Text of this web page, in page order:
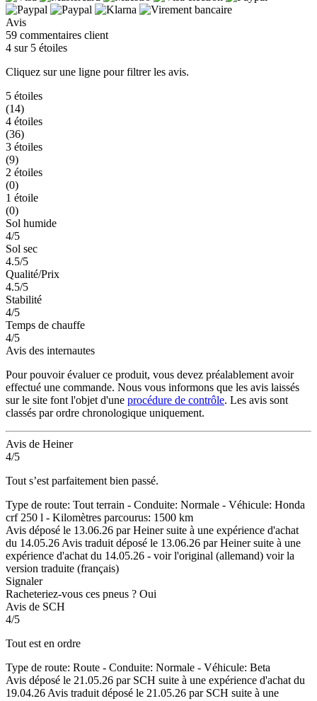
Avis
59 commentaires client
4 sur 5 étoiles
Cliquez sur une ligne pour filtrer les avis.
5 étoiles
(14)
4 étoiles
(36)
3 étoiles
(9)
2 étoiles
(0)
1 étoile
(0)
Sol humide
4/5
Sol sec
4.5/5
Qualité/Prix
4.5/5
Stabilité
4/5
Temps de chauffe
4/5
Avis des internautes
Pour pouvoir évaluer ce produit, vous devez préalablement avoir
effectué une commande. Nous vous informons que les avis laissés
sur le site font l'objet d'une procédure de contrôle. Les avis sont
classés par ordre chronologique uniquement.
Avis de Heiner
4/5
Tout s’est parfaitement bien passé.
Type de route: Tout terrain - Conduite: Normale - Véhicule: Honda
crf 250 l - Kilomètres parcourus: 1500 km
Avis déposé le 13.06.26 par Heiner suite à une expérience d'achat
du 14.05.26 Avis traduit déposé le 13.06.26 par Heiner suite à une
expérience d'achat du 14.05.26 - voir l'original (allemand) voir la
version traduite (français)
Signaler
Racheteriez-vous ces pneus ? Oui
Avis de SCH
4/5
Tout est en ordre
Type de route: Route - Conduite: Normale - Véhicule: Beta
Avis déposé le 21.05.26 par SCH suite à une expérience d'achat du
19.04.26 Avis traduit déposé le 21.05.26 par SCH suite à une